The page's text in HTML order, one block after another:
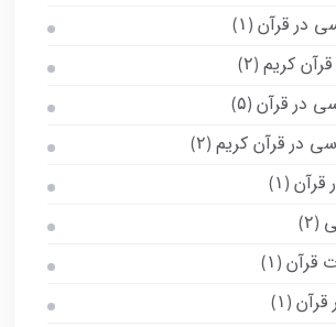
در قرآن (۱)
قرآن کریم (۲)
در قرآن (۵)
در قرآن کریم (۲)
قرآن (۱)
(۲)
قرآن (۱)
قرآن (۱)